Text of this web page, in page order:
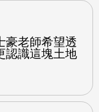
豪老師希望透
認識這塊土地